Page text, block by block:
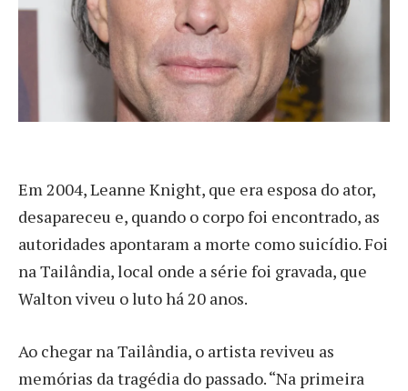
Em 2004, Leanne Knight, que era esposa do ator,
desapareceu e, quando o corpo foi encontrado, as
autoridades apontaram a morte como suicídio. Foi
na Tailândia, local onde a série foi gravada, que
Walton viveu o luto há 20 anos.
Ao chegar na Tailândia, o artista reviveu as
memórias da tragédia do passado. “Na primeira